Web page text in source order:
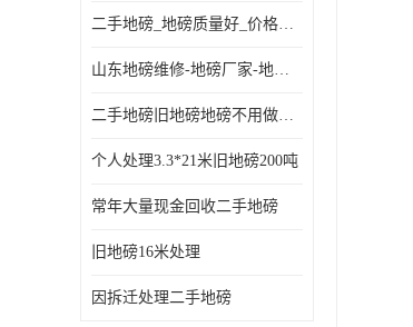
二手地磅_地磅质量好_价格便宜这里找【地磅行家】
山东地磅维修-地磅厂家-地磅价格-二手地磅
二手地磅旧地磅地磅不用做地基
个人处理3.3*21米旧地磅200吨
常年大量现金回收二手地磅
旧地磅16米处理
因拆迁处理二手地磅